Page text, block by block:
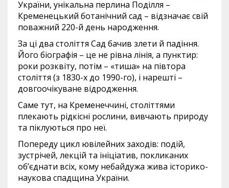
України, унікальна перлина Поділля –
Кременецький ботанічний сад – відзначає свій
поважний 220-й день народження.
За ці два століття Сад бачив злети й падіння.
Його біографія – це не рівна лінія, а пунктир:
роки розквіту, потім – «тиша» на півтора
століття (з 1830-х до 1990-го), і нарешті –
довгоочікуване відродження.
Саме тут, на Кременеччині, століттями
плекають рідкісні рослини, вивчають природу
та піклуються про неї.
Попереду цикл ювілейних заходів: подій,
зустрічей, лекцій та ініціатив, покликаних
об’єднати всіх, кому небайдужа жива історико-
наукова спадщина України.